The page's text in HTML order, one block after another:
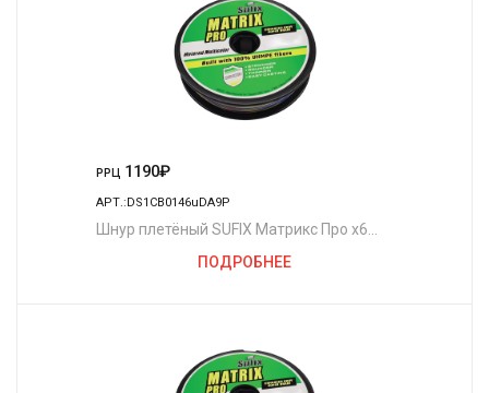
РРЦ 1190₽
АРТ.:DS1CB0146uDA9P
Шнур плетёный SUFIX Матрикс Про x6
ПОДРОБНЕЕ